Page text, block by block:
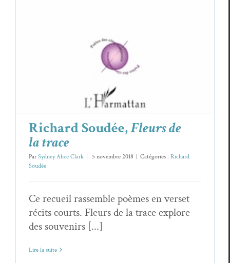
Richard Soudée,Fleurs de
la trace
ParSydney Alice Clark | 5 novembre 2018 | Catégories : Richard
Soudée
Ce recueil rassemble poèmes en verset
récits courts. Fleurs de la trace explore
des souvenirs [...]
Lire la suite